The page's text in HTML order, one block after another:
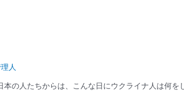
人
の人たちからは、こんな日にウクライナ人は何を